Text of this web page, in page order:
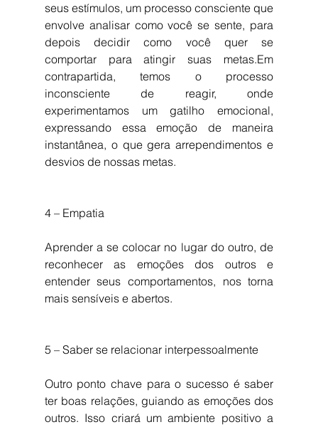
seus estímulos, um processo consciente que
envolve analisar como você se sente, para
depois decidir como você quer se
comportar para atingir suas metas.Em
contrapartida, temos o processo
inconsciente de reagir, onde
experimentamos um gatilho emocional,
expressando essa emoção de maneira
instantânea, o que gera arrependimentos e
desvios de nossas metas.
4 – Empatia
Aprender a se colocar no lugar do outro, de
reconhecer as emoções dos outros e
entender seus comportamentos, nos torna
mais sensíveis e abertos.
5 – Saber se relacionar interpessoalmente
Outro ponto chave para o sucesso é saber
ter boas relações, guiando as emoções dos
outros. Isso criará um ambiente positivo a